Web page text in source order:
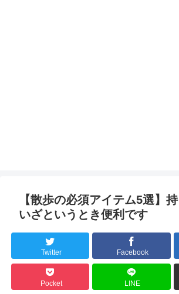
【散歩の必須アイテム5選】
いざというとき便利です
Twitter Facebook
Pocket LINE